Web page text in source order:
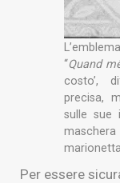
“Quand
costo’,
precisa,
sulle sue
Per essere